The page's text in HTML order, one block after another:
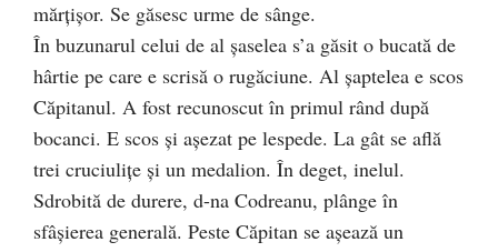
mărţişor. Se găsesc urme de sânge.
În buzunarul celui de al şaselea s’a găsit o bucată de
hârtie pe care e scrisă o rugăciune. Al şaptelea e scos
Căpitanul. A fost recunoscut în primul rând după
bocanci. E scos şi aşezat pe lespede. La gât se află
trei cruciuliţe şi un medalion. În deget, inelul.
Sdrobită de durere, d-na Codreanu, plânge în
sfâşierea generală. Peste Căpitan se aşează un